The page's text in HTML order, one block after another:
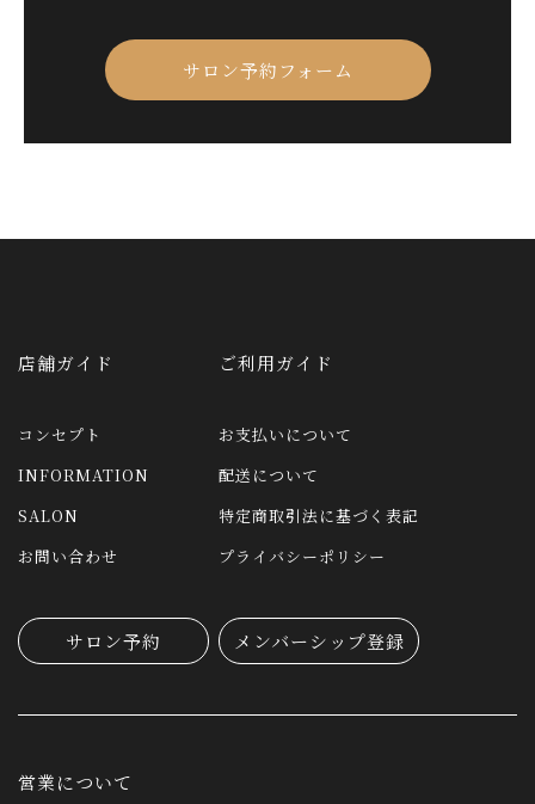
サロン予約フォーム
店舗ガイド
コンセプト
INFORMATION
SALON
お問い合わせ
サロン予約
ご利用ガイド
お支払いについて
配送について
特定商取引法に基づく表記
プライバシーポリシー
メンバーシップ登録
営業について